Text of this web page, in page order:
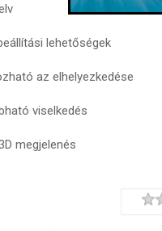
lehetőségek
az elhelyezkedése
viselkedés
megjelenés
Rating